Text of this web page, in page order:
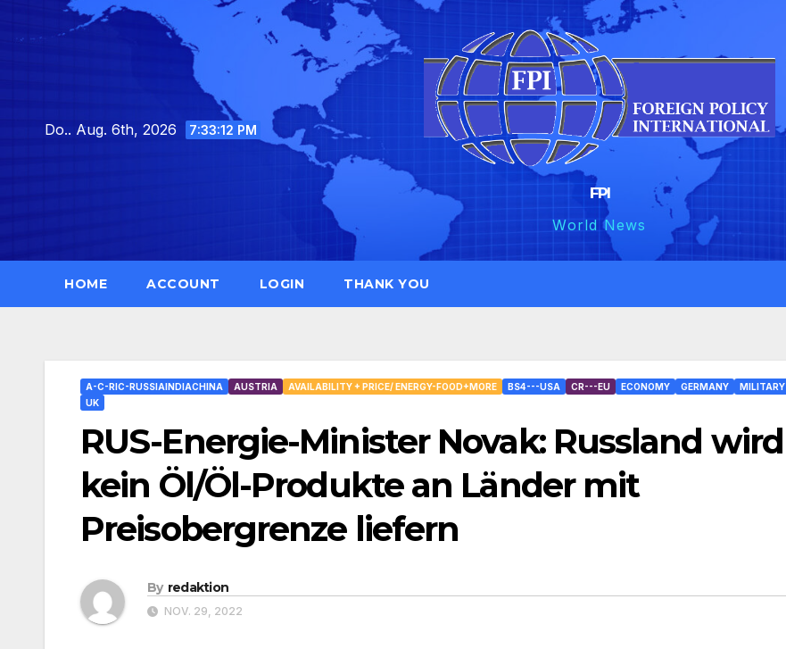
Do.. Aug. 6th, 2026 7:33:13 PM
FPI
World News
HOME ACCOUNT LOGIN THANK YOU
A-C-RIC-RUSSIAINDIACHINA AUSTRIA AVAILABILITY + PRICE/ ENERGY-FOOD+MORE BS4---USA CR---EU ECONOMY GERMANY MILITARY
UK
RUS-Energie-Minister Novak: Russland wird
kein Öl/Öl-Produkte an Länder mit
Preisobergrenze liefern
By redaktion
NOV. 29, 2022